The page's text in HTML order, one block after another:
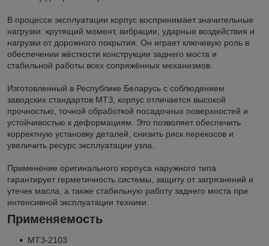
В процессе эксплуатации корпус воспринимает значительные
нагрузки: крутящий момент, вибрации, ударные воздействия и
нагрузки от дорожного покрытия. Он играет ключевую роль в
обеспечении жёсткости конструкции заднего моста и
стабильной работы всех сопряжённых механизмов.
Изготовленный в Республике Беларусь с соблюдением
заводских стандартов МТЗ, корпус отличается высокой
прочностью, точной обработкой посадочных поверхностей и
устойчивостью к деформациям. Это позволяет обеспечить
корректную установку деталей, снизить риск перекосов и
увеличить ресурс эксплуатации узла.
Применение оригинального корпуса наружного типа
гарантирует герметичность системы, защиту от загрязнений и
утечек масла, а также стабильную работу заднего моста при
интенсивной эксплуатации техники.
Применяемость
МТЗ-2103